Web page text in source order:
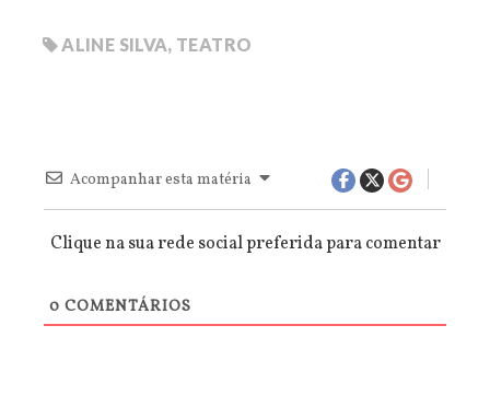
ALINE SILVA, TEATRO
Acompanhar esta matéria
Clique na sua rede social preferida para comentar
0 COMENTÁRIOS